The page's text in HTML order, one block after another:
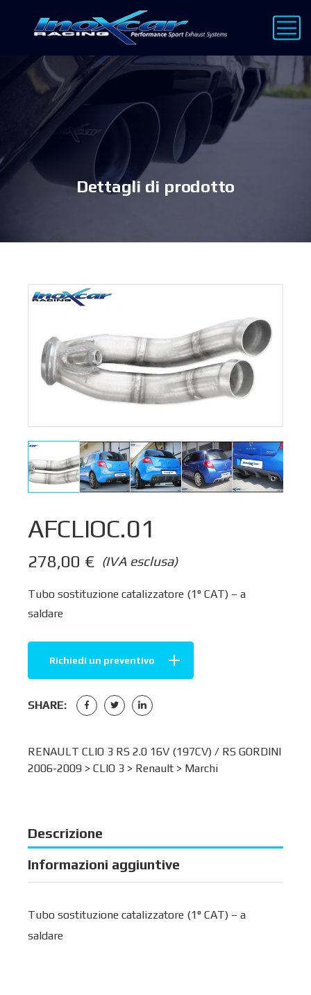
Dettagli di prodotto
AFCLIOC.01
(IVA esclusa)
278,00 €
Tubo sostituzione catalizzatore (1° CAT) – a
saldare
Richiedi un preventivo
SHARE:
RENAULT CLIO 3 RS 2.0 16V (197CV) / RS GORDINI
2006-2009 > CLIO 3 > Renault > Marchi
Descrizione
Informazioni aggiuntive
Tubo sostituzione catalizzatore (1° CAT) – a
saldare